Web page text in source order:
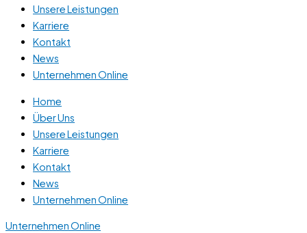
Unsere Leistungen
Karriere
Kontakt
News
Unternehmen Online
Home
Über Uns
Unsere Leistungen
Karriere
Kontakt
News
Unternehmen Online
Unternehmen Online